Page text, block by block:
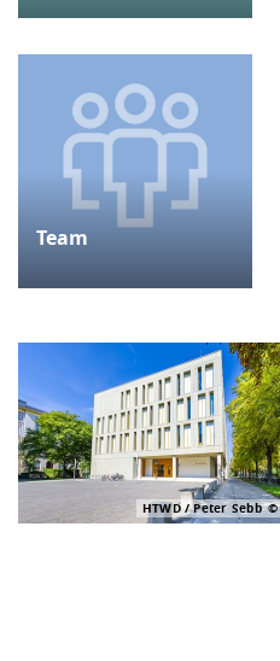
Team
HTWD / Peter Sebb